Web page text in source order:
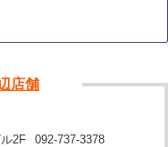
店舗
2F
092-737-3378